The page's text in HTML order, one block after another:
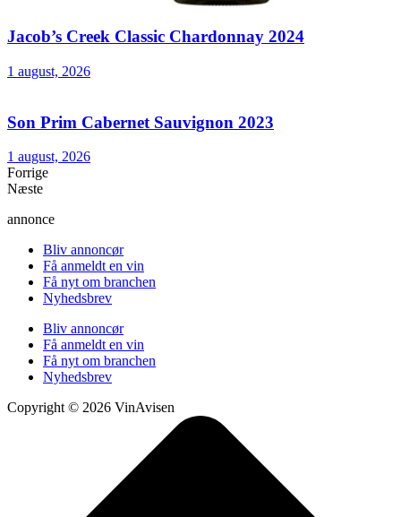
Jacob’s Creek Classic Chardonnay 2024
1 august, 2026
Son Prim Cabernet Sauvignon 2023
1 august, 2026
Forrige
Næste
annonce
Bliv annoncør
Få anmeldt en vin
Få nyt om branchen
Nyhedsbrev
Bliv annoncør
Få anmeldt en vin
Få nyt om branchen
Nyhedsbrev
Copyright © 2026 VinAvisen